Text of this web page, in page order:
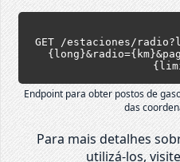
GET /estaciones/
Endpoint para obter postos de
das
Para mais detalhes
utilizá-los,